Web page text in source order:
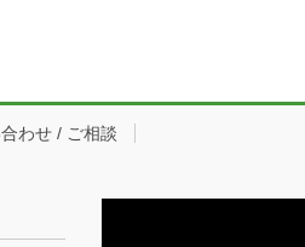
わせ / ご相談